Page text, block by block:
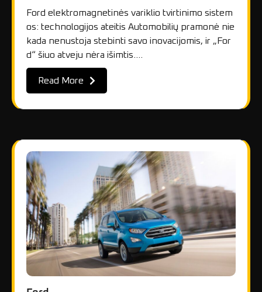
Ford elektromagnetinės variklio tvirtinimo sistem
os: technologijos ateitis Automobilių pramonė nie
kada nenustoja stebinti savo inovacijomis, ir „For
d“ šiuo atveju nėra išimtis.…
Read More